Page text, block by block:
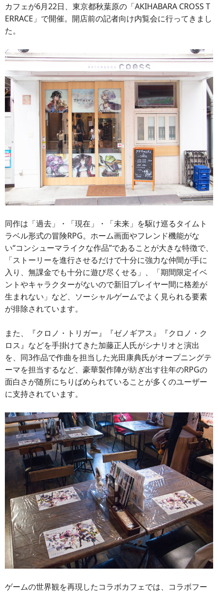
カフェが6月22日、東京都秋葉原の「AKIHABARA CROSS T
ERRACE」で開催。開店前の記者向け内覧会に行ってきまし
た。
同作は「過去」・「現在」・「未来」を駆け巡るタイムト
ラベル形式の冒険RPG。ホーム画面やフレンド機能がな
い“コンシューマライクな作品”であることが大きな特徴で、
「ストーリーを進行させるだけで十分に強力な仲間が手に
入り、無課金でも十分に遊び尽くせる」、「期間限定イベ
ントやキャラクターがないので新旧プレイヤー間に格差が
生まれない」など、ソーシャルゲームでよく見られる要素
が排除されています。
また、『クロノ・トリガー』『ゼノギアス』『クロノ・ク
ロス』などを手掛けてきた加藤正人氏がシナリオと演出
を、同3作品で作曲を担当した光田康典氏がオープニングテ
ーマを担当するなど、豪華製作陣が紡ぎ出す往年のRPGの
面白さが随所にちりばめられていることが多くのユーザー
に支持されています。
ゲームの世界観を再現したコラボカフェでは、コラボフー